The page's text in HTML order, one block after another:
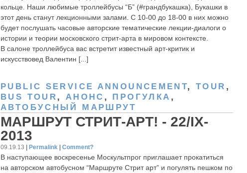
кольце. Наши любимые троллейбусы “Б” (#грандбукашка), Букашки в
этот день станут лекционными залами. С 10-00 до 18-00 в них можно
будет послушать часовые авторские тематические лекции-диалоги о
истории и теории московского стрит-арта в мировом контексте.
В салоне троллейбуса вас встретит известный арт-критик и
искусствовед Валентин [...]
PUBLIC SERVICE ANNOUNCEMENT,TOUR ,
BUS TOUR , АНОНС , ПРОГУЛКА ,
АВТОБУСНЫЙ МАРШРУТ
МАРШРУТ СТРИТ-АРТ! - 22/IX-
2013
09.19.13 | Permalink | Comment?
В наступающее воскресенье Москультпрог приглашает прокатиться
на авторском автобусном “Маршруте Стрит арт” и погулять пешком по